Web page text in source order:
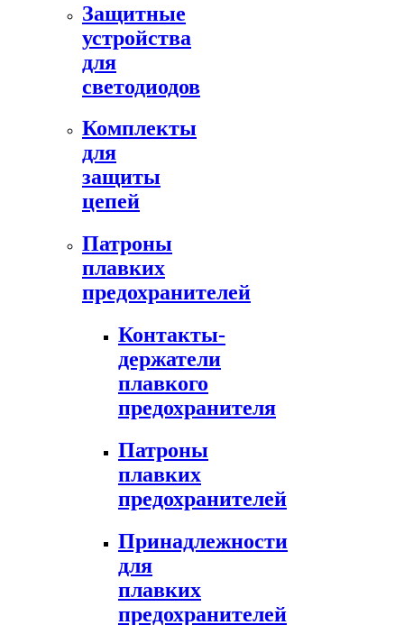
Защитные
устройства
для
светодиодов
Комплекты
для
защиты
цепей
Патроны
плавких
предохранителей
Контакты-
держатели
плавкого
предохранителя
Патроны
плавких
предохранителей
Принадлежности
для
плавких
предохранителей